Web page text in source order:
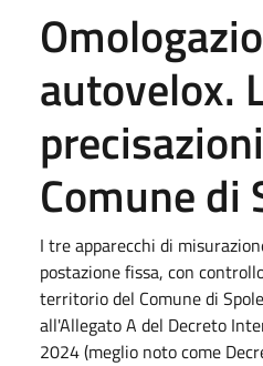
autovelox.
Comune di
I tre apparecchi di
postazione fissa, con
territorio del Comune di
all'Allegato A del Decreto
2024 (meglio noto come